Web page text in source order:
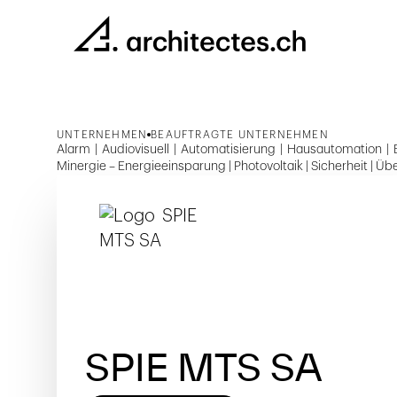
UNTERNEHMEN BEAUFTRAGTE UNTERNEHMEN
Alarm | Audiovisuell | Automatisierung | Hausautomation
Minergie – Energieeinsparung | Photovoltaik | Sicherheit |
SPIE MTS SA